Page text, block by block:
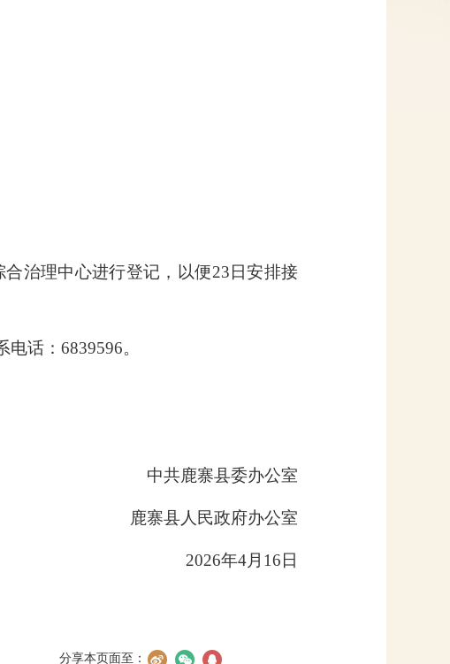
合治理中心进行登记，以便23 日安排接
电话： 6839596。
中共鹿寨县委办公室
鹿寨县人民政府办公室
2026年4月 16 日
分享本页面至：